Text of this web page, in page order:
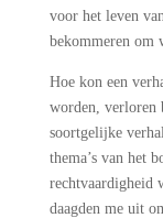
voor het leven
bekommeren om
Hoe kon een
worden, verloren
soortgelijke
thema’s van het
rechtvaardigheid
daagden me uit